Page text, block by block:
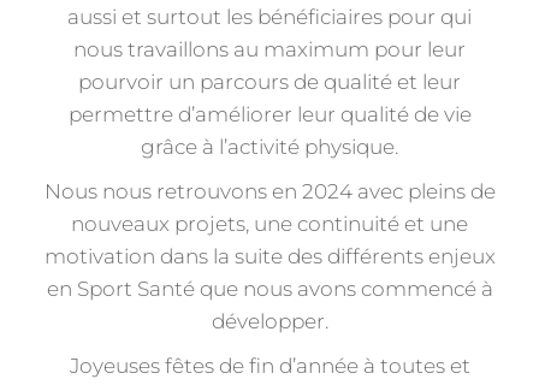
aussi et surtout les bénéficiaires pour qui
nous travaillons au maximum pour leur
pourvoir un parcours de qualité et leur
permettre d’améliorer leur qualité de vie
grâce à l’activité physique.
Nous nous retrouvons en 2024 avec pleins de
nouveaux projets, une continuité et une
motivation dans la suite des différents enjeux
en Sport Santé que nous avons commencé à
développer.
Joyeuses fêtes de fin d’année à toutes et